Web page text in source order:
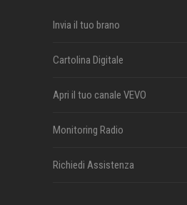
Invia il tuo brano
Cartolina Digitale
Apri il tuo canale VEVO
Monitoring Radio
Richiedi Assistenza